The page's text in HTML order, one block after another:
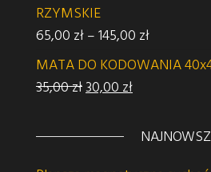
RZYMSKIE
65,00 zł–145,00 złZakres
MATA DO KODOWANIA
35,00złPierwotna cena
30,00 złAktualna